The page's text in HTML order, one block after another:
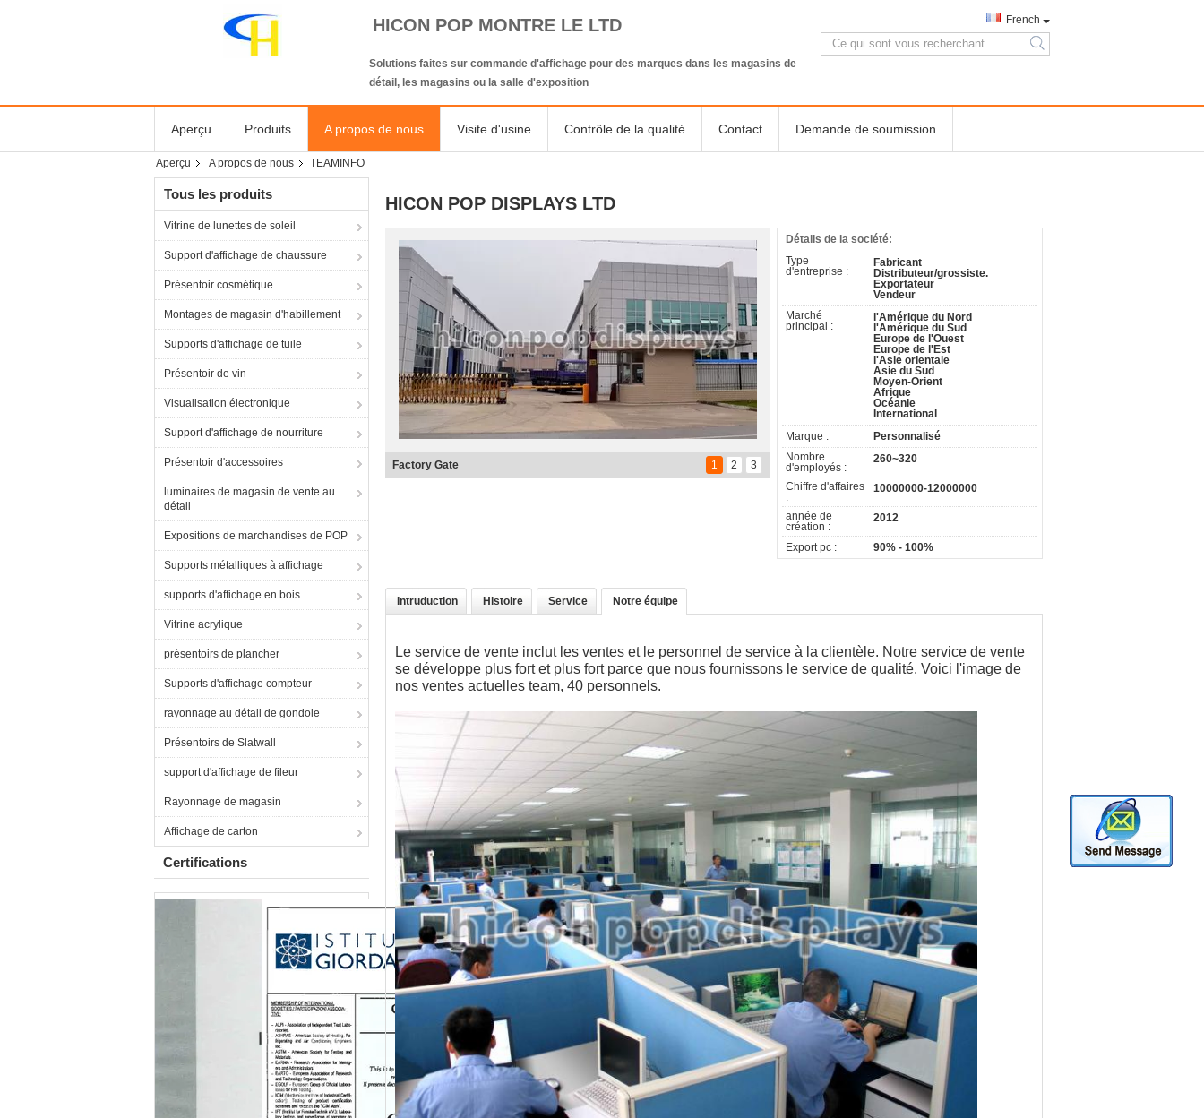
HICON POP MONTRE LE LTD
Solutions faites sur commande d'affichage pour des marques dans les magasins de
détail, les magasins ou la salle d'exposition
French
search
Aperçu Produits A propos de nous Visite d'usine Contrôle de la qualité Contact Demande de soumission
Aperçu A propos de nous TEAMINFO
Tous les produits
Vitrine de lunettes de soleil
Support d'affichage de chaussure
Présentoir cosmétique
Montages de magasin d'habillement
Supports d'affichage de tuile
Présentoir de vin
Visualisation électronique
Support d'affichage de nourriture
Présentoir d'accessoires
luminaires de magasin de vente au
détail
Expositions de marchandises de POP
Supports métalliques à affichage
supports d'affichage en bois
Vitrine acrylique
présentoirs de plancher
Supports d'affichage compteur
rayonnage au détail de gondole
Présentoirs de Slatwall
support d'affichage de fileur
Rayonnage de magasin
Affichage de carton
Certifications
HICON POP DISPLAYS LTD
1 2 3
visitez l'exposition
Détails de la société:
Type
d'entreprise :
Fabricant
Distributeur/grossiste.
Exportateur
Vendeur
Marché
principal :
l'Amérique du Nord
l'Amérique du Sud
Europe de l'Ouest
Europe de l'Est
l'Asie orientale
Asie du Sud
Moyen-Orient
Afrique
Océanie
International
Marque :
Personnalisé
Nombre
d'employés :
260~320
Chiffre d'affaires
:
10000000-12000000
année de
création :
2012
Export pc : 90% - 100%
Intruduction Histoire Service Notre équipe
Le service de vente inclut les ventes et le personnel de service à la clientèle. Notre service de vente
se développe plus fort et plus fort parce que nous fournissons le service de qualité. Voici l'image de
nos ventes actuelles team, 40 personnels.